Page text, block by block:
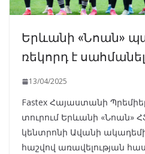
Երևանի «Նոան»
ռեկորդ է սահմանել
13/04/2025
Fastex Հայաստանի
տուրում Երևանի «Նոան»
կենտրոնի Ավանի
հաշվով առավելության